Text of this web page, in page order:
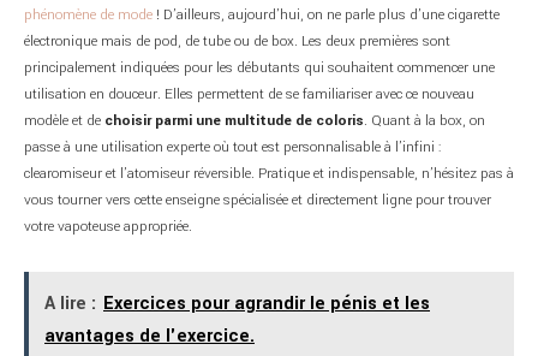
phénomène de mode ! D’ailleurs, aujourd’hui, on ne parle plus d’une cigarette
électronique mais de pod, de tube ou de box. Les deux premières sont
principalement indiquées pour les débutants qui souhaitent commencer une
utilisation en douceur. Elles permettent de se familiariser avec ce nouveau
modèle et de choisir parmi une multitude de coloris. Quant à la box, on
passe à une utilisation experte où tout est personnalisable à l’infini :
clearomiseur et l’atomiseur réversible. Pratique et indispensable, n’hésitez pas à
vous tourner vers cette enseigne spécialisée et directement ligne pour trouver
votre vapoteuse appropriée.
A lire : Exercices pour agrandir le pénis et les
avantages de l'exercice.